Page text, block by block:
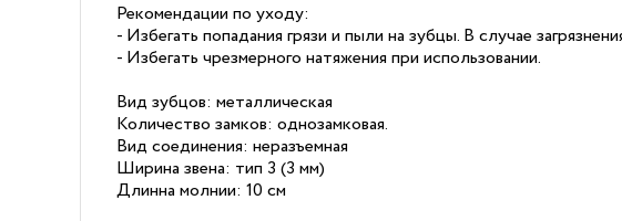
Рекомендации по уходу:
- Избегать попадания грязи и пыли на зубцы. В случае
- Избегать чрезмерного натяжения при использовании.
Вид зубцов: металлическая
Количество замков: однозамковая.
Вид соединения: неразъемная
Ширина звена: тип 3 (3 мм)
Длинна молнии: 10 см